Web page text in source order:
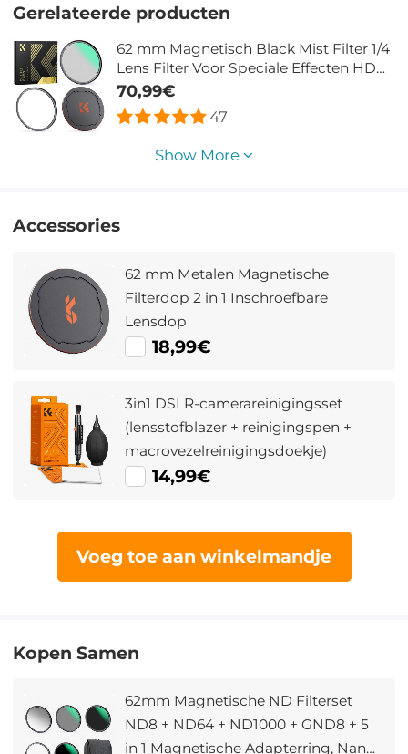
Gerelateerde producten
62 mm Magnetisch Black Mist Filter 1/4
Lens Filter Voor Speciale Effecten HD
Meerlaags Gecoat Waterdicht /
Krasbestendig / Antireflectie Nano Xcel
Serie
70,99€
47
Show More
Accessories
62 mm Metalen Magnetische
Filterdop 2 in 1 Inschroefbare
Lensdop
18,99€
3in1 DSLR-camerareinigingsset
(lensstofblazer + reinigingspen +
macrovezelreinigingsdoekje)
14,99€
Voeg toe aan winkelmandje
Kopen Samen
62mm Magnetische ND Filterset
ND8 + ND64 + ND1000 + GND8 + 5
in 1 Magnetische Adapterring, Nano